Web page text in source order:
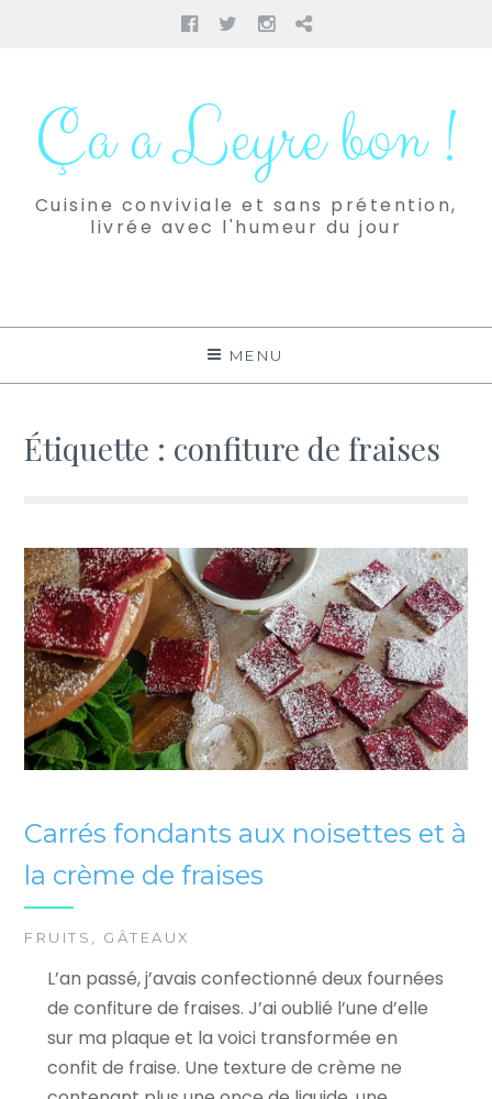
Facebook
TwitterInstagram
Pinterest
contenuÇa a Leyre bon !
Cuisine conviviale et sans prétention,
livrée avec l'humeur du jour
MENU
Étiquette : confiture de fraises
Carrés fondants aux noisettes et à
la crème de fraises
FRUITS , GÂTEAUX
L’an passé, j’avais confectionné deux fournées
de confiture de fraises. J’ai oublié l’une d’elle
sur ma plaque et la voici transformée en
confit de fraise. Une texture de crème ne